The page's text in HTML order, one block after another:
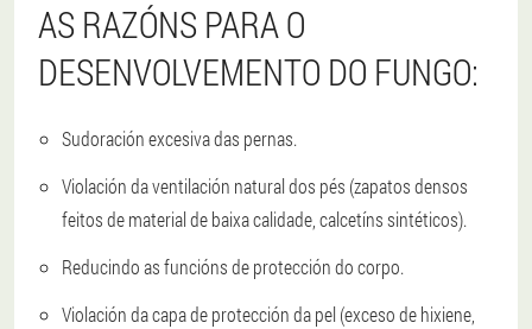
AS RAZÓNS PARA O
DESENVOLVEMENTO DO FUNGO:
Sudoración excesiva das pernas.
Violación da ventilación natural dos pés (zapatos densos
feitos de material de baixa calidade, calcetíns sintéticos).
Reducindo as funcións de protección do corpo.
Violación da capa de protección da pel (exceso de hixiene,